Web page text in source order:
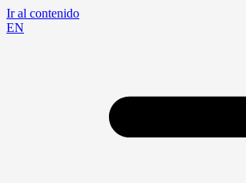
Ir al contenido
EN